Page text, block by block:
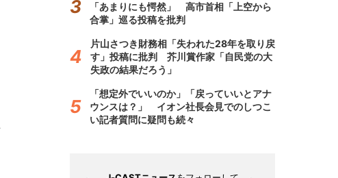
「あまりにも愕然」 高市首相「上空から
合掌」巡る投稿を批判
片山さつき財務相「失われた28年を取り戻
す」投稿に批判 芥川賞作家「自民党の大
失政の結果だろう」
「想定外でいいのか」「戻っていいとアナ
ウンスは？」 イオン社長会見でのしつこ
い記者質問に疑問も続々